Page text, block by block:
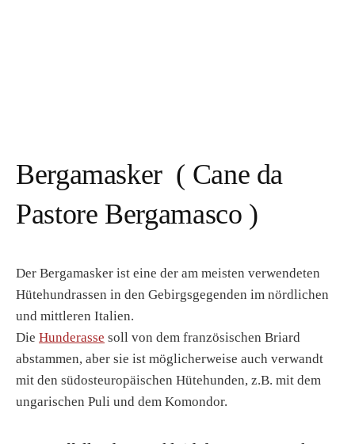
Bergamasker ( Cane da
Pastore Bergamasco )
Der Bergamasker ist eine der am meisten verwendeten
Hütehundrassen in den Gebirgsgegenden im nördlichen
und mittleren Italien.
Die Hunderasse soll von dem französischen Briard
abstammen, aber sie ist möglicherweise auch verwandt
mit den südosteuropäischen Hütehunden, z.B. mit dem
ungarischen Puli und dem Komondor.